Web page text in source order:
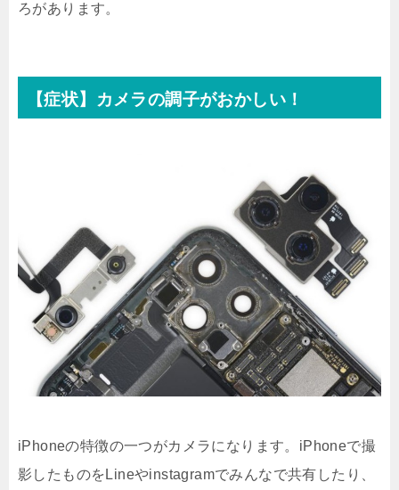
ろがあります。
【症状】カメラの調子がおかしい！
iPhoneの特徴の一つがカメラになります。iPhoneで撮
影したものをLineやinstagramでみんなで共有したり、